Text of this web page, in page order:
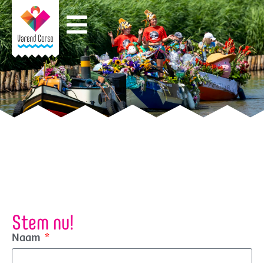
Stem nu!
Naam